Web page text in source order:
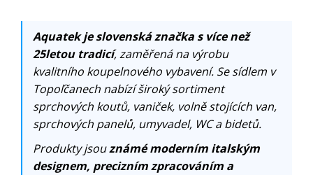
Aquatek je slovenská značka s více než
25letou tradicí, zaměřená na výrobu
kvalitního koupelnového vybavení. Se sídlem v
Topoľčanech nabízí široký sortiment
sprchových koutů, vaniček, volně stojících van,
sprchových panelů, umyvadel, WC a bidetů.
Produkty jsouznámé moderním italským
designem, precizním zpracováním a